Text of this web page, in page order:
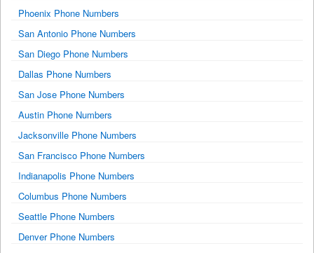
Phoenix Phone Numbers
San Antonio Phone Numbers
San Diego Phone Numbers
Dallas Phone Numbers
San Jose Phone Numbers
Austin Phone Numbers
Jacksonville Phone Numbers
San Francisco Phone Numbers
Indianapolis Phone Numbers
Columbus Phone Numbers
Seattle Phone Numbers
Denver Phone Numbers